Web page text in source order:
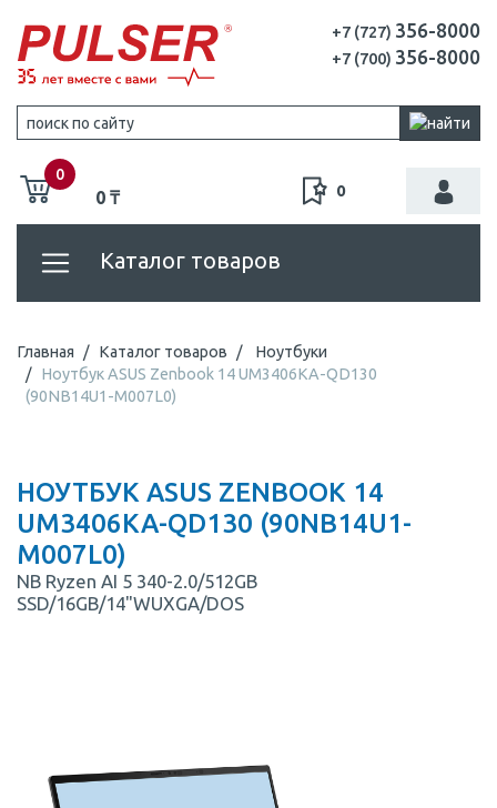
+7 (727) 356-8000
+7 (700) 356-8000
0
0 ₸ 0
Каталог товаров
Главная Каталог товаров
Ноутбуки
Ноутбук ASUS Zenbook 14 UM3406KA-QD130
(90NB14U1-M007L0)
НОУТБУК ASUS ZENBOOK 14
UM3406KA-QD130 (90NB14U1-
M007L0)
NB Ryzen AI 5 340-2.0/512GB
SSD/16GB/14"WUXGA/DOS